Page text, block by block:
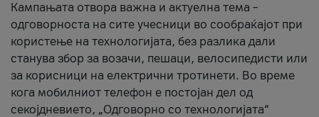
Кампањата отвора важна и актуелна тема –
одговорноста на сите учесници во сообраќајот при
користење на технологијата, без разлика дали
станува збор за возачи, пешаци, велосипедисти или
за корисници на електрични тротинети. Во време
кога мобилниот телефон е постојан дел од
секојдневието, „Одговорно со технологијата“